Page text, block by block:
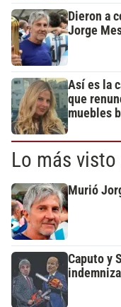
Dieron a
Jorge
Así es la
que
muebles
Lo más visto
Murió
Caputo y